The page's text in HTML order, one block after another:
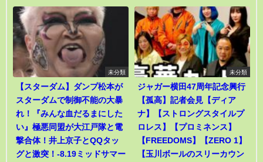
未分類
【スターダム】ダンプ松本が
スターダムで制御不能の大暴
れ！『みんな血だるまにした
い』極悪同盟が大江戸隊と電
撃合体！井上京子とQQタッ
グと激突！-8.19ミッドサマー
未分類
ジャガー横田47周年記念興行
【孤高】記者会見【ディア
ナ】【ストロングスタイルプ
ロレス】【プロミネンス】
【FREEDOMS】【ZERO 1】
【玉川ボールのスリーカウン